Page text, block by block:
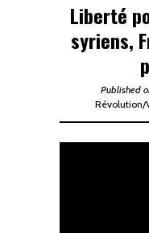
Liberté
syriens,
Published
Révolution/